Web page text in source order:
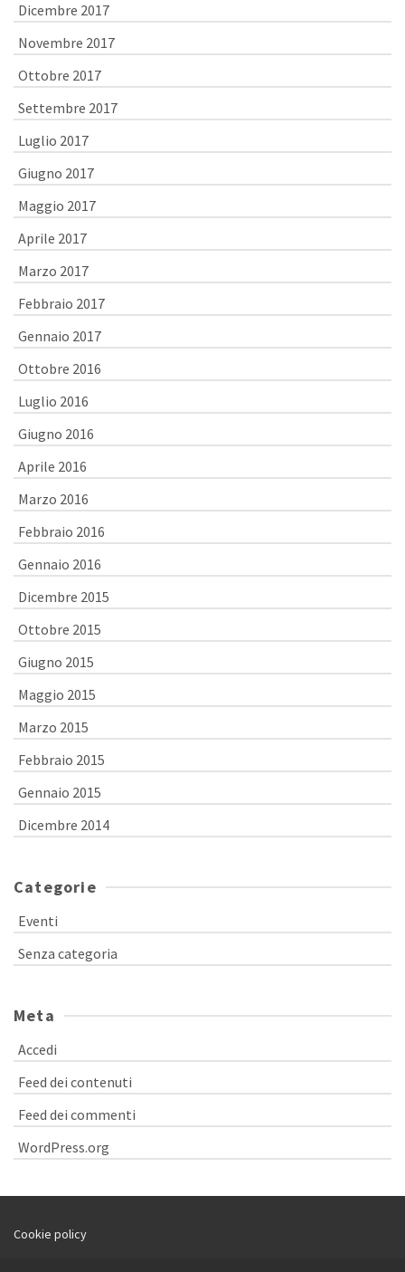
Dicembre 2017
Novembre 2017
Ottobre 2017
Settembre 2017
Luglio 2017
Giugno 2017
Maggio 2017
Aprile 2017
Marzo 2017
Febbraio 2017
Gennaio 2017
Ottobre 2016
Luglio 2016
Giugno 2016
Aprile 2016
Marzo 2016
Febbraio 2016
Gennaio 2016
Dicembre 2015
Ottobre 2015
Giugno 2015
Maggio 2015
Marzo 2015
Febbraio 2015
Gennaio 2015
Dicembre 2014
Categorie
Eventi
Senza categoria
Meta
Accedi
Feed dei contenuti
Feed dei commenti
WordPress.org
Cookie policy